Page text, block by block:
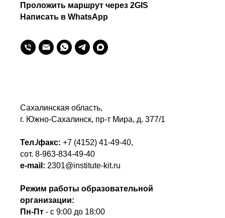
Проложить маршрут через 2GIS
Написать в WhatsApp
Сахалинская область,
г. Южно-Сахалинск, пр-т Мира, д. 377/1
Тел./факс: +7 (4152) 41-49-40,
сот. 8-963-834-49-40
e-mail: 2301@institute-kit.ru
Режим работы образовательной
организации:
Пн-Пт - с 9:00 до 18:00